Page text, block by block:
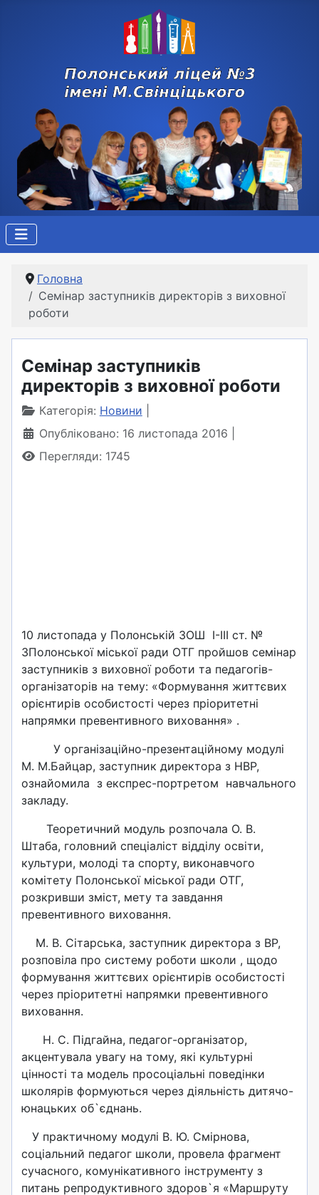
Головна
Семінар заступників директорів з виховної
роботи
Семінар заступників
директорів з виховної роботи
Категорія: Новини
Опубліковано: 16 листопада 2016
Перегляди: 1745
10 листопада у Полонській ЗОШ І-ІІІ ст. №
3Полонської міської ради ОТГ пройшов семінар
заступників з виховної роботи та педагогів-
організаторів на тему: «Формування життєвих
орієнтирів особистості через пріоритетні
напрямки превентивного виховання» .
У організаційно-презентаційному модулі
М. М.Байцар, заступник директора з НВР,
ознайомила з експрес-портретом навчального
закладу.
Теоретичний модуль розпочала О. В.
Штаба, головний спеціаліст відділу освіти,
культури, молоді та спорту, виконавчого
комітету Полонської міської ради ОТГ,
розкривши зміст, мету та завдання
превентивного виховання.
М. В. Сітарська, заступник директора з ВР,
розповіла про систему роботи школи , щодо
формування життєвих орієнтирів особистості
через пріоритетні напрямки превентивного
виховання.
Н. С. Підгайна, педагог-організатор,
акцентувала увагу на тому, які культурні
цінності та модель просоціальні поведінки
школярів формуються через діяльність дитячо-
юнацьких об`єднань.
У практичному модулі В. Ю. Смірнова,
соціальний педагог школи, провела фрагмент
сучасного, комунікативного інструменту з
питань репродуктивного здоров`я «Маршруту